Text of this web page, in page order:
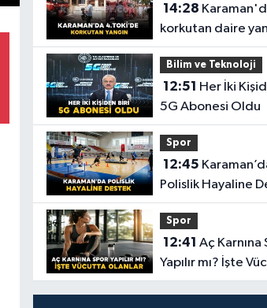
14:28
korkutan daire
Bilim ve Teknoloji
12:51
5G Abonesi Oldu
Spor
12:45
Polislik Hayaline
Spor
12:41
Yapılır mı? İşte
Olanlar